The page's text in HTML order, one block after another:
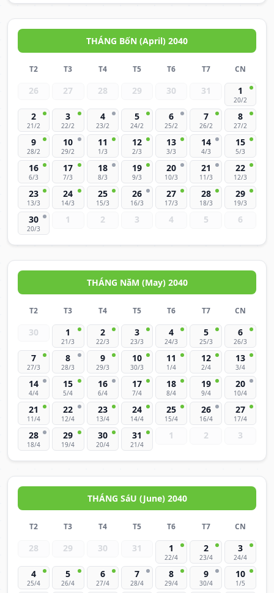
THÁNG BốN (April) 2040
T2 T3 T4 T5 T6 T7 CN
26 27 28 29 30 31 1
20/2
2
21/2
3
22/2
4
23/2
5
24/2
6
25/2
7
26/2
8
27/2
9
28/2
10
29/2
11
1/3
12
2/3
13
3/3
14
4/3
15
5/3
16
6/3
17
7/3
18
8/3
19
9/3
20
10/3
21
11/3
22
12/3
23
13/3
24
14/3
25
15/3
26
16/3
27
17/3
28
18/3
29
19/3
30
20/3
1 2 3 4 5 6
THÁNG NăM (May) 2040
T2 T3 T4 T5 T6 T7 CN
30 1
21/3
2
22/3
3
23/3
4
24/3
5
25/3
6
26/3
7
27/3
8
28/3
9
29/3
10
30/3
11
1/4
12
2/4
13
3/4
14
4/4
15
5/4
16
6/4
17
7/4
18
8/4
19
9/4
20
10/4
21
11/4
22
12/4
23
13/4
24
14/4
25
15/4
26
16/4
27
17/4
28
18/4
29
19/4
30
20/4
31
21/4
1 2 3
THÁNG SáU (June) 2040
T2 T3 T4 T5 T6 T7 CN
28 29 30 31 1
22/4
2
23/4
3
24/4
4
25/4
5
26/4
6
27/4
7
28/4
8
29/4
9
30/4
10
1/5